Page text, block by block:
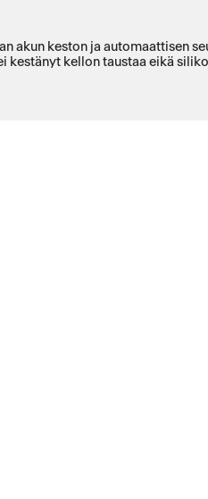
akun keston ja automaattisen
kellon taustaa eikä